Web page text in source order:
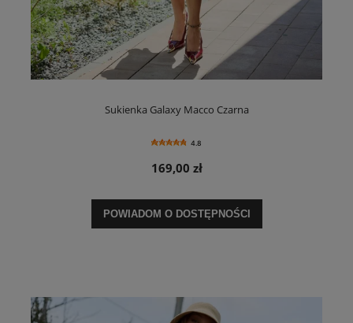
Sukienka Galaxy Macco Czarna
4.8
169,00 zł
POWIADOM O DOSTĘPNOŚCI